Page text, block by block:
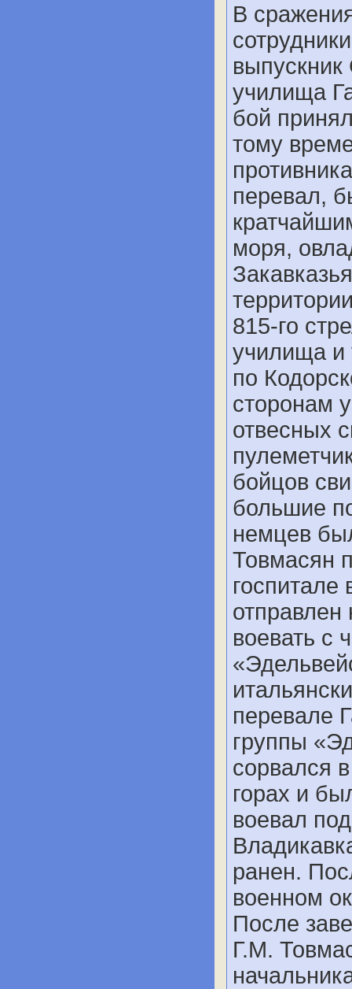
В
выпускник
училища
бой
тому
перевал,
моря,
815-го
училища и
по
сторонам
отвесных
бойцов
большие
немцев
Товмасян
воевать с
перевале
группы
сорвался
горах и
воевал
ранен.
военном
После
Г.М.